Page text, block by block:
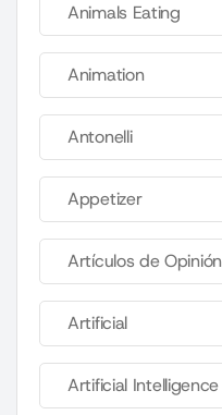
Animals Eating
Animation
Antonelli
Appetizer
Artículos de Opinión
Artificial
Artificial Intelligence